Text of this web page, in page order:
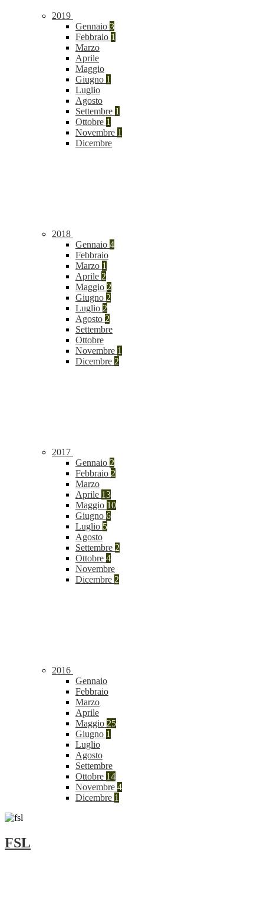
2019
Gennaio 3
Febbraio 1
Marzo
Aprile
Maggio
Giugno 1
Luglio
Agosto
Settembre 1
Ottobre 1
Novembre 1
Dicembre
2018
Gennaio 4
Febbraio
Marzo 1
Aprile 2
Maggio 2
Giugno 2
Luglio 2
Agosto 2
Settembre
Ottobre
Novembre 1
Dicembre 2
2017
Gennaio 2
Febbraio 2
Marzo
Aprile 13
Maggio 10
Giugno 6
Luglio 5
Agosto
Settembre 2
Ottobre 4
Novembre
Dicembre 2
2016
Gennaio
Febbraio
Marzo
Aprile
Maggio 25
Giugno 1
Luglio
Agosto
Settembre
Ottobre 14
Novembre 4
Dicembre 1
FSL